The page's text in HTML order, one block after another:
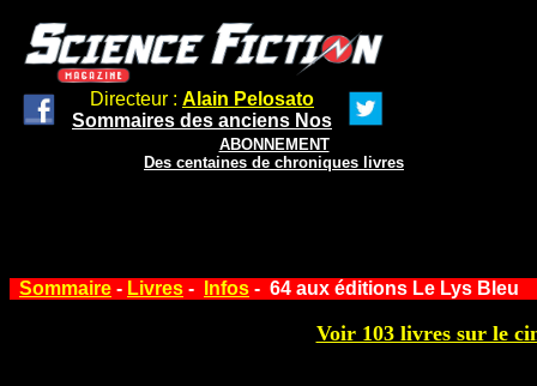
Directeur : Alain Pelosato
Sommaires des anciens Nos
ABONNEMENT
Des centaines de chroniques livres
Sommaire - Livres - Infos - 64 aux éditions Le Lys Bleu
Voir 103 livres sur le